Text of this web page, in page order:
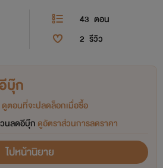
43 ตอน
2 รีวิว
บุ๊ก
ดูตอนที่จะปลดล็อกเมื่อซื้อ
นลดอีบุ๊ก ดูอัตราส่วนการลดราคา
ไปหน้านิยาย